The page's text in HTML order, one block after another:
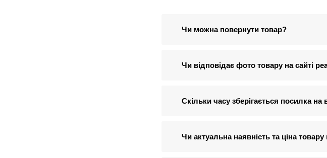
Чи можна повернути товар?
Чи відповідає фото товару на сайті
Скільки часу зберігається посилка
Чи актуальна наявність та ціна товару